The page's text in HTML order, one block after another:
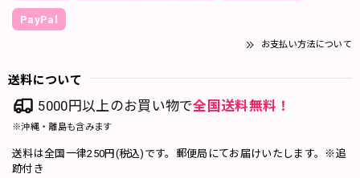
PayPal
お支払い方法について
送料について
5000円以上のお買い物で全国送料無料！
※沖縄・離島も含みます
送料は全国一律250円(税込)です。郵便局にてお届けいたします。※追
跡付き